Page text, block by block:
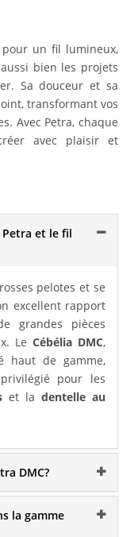
pour un fil lumineux,
bien les projets
Sa douceur et sa
transformant vos
Avec Petra, chaque
avec plaisir et
et le fil
pelotes et se
excellent rapport
grandes pièces
Le Cébélia DMC,
haut de gamme,
pour les
et la dentelle au
DMC?
la gamme